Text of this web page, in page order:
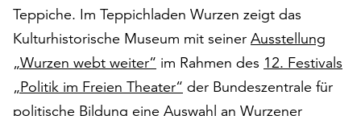
ändern
und
widerrufen.
Dafür
steht
Teppiche. Im Teppichladen Wurzen zeigt das
Kulturhistorische Museum mit seiner Ausstellung
„Wurzen webt weiter“ im Rahmen des 12. Festivals
„Politik im Freien Theater“ der Bundeszentrale für
politische Bildung eine Auswahl an Wurzener